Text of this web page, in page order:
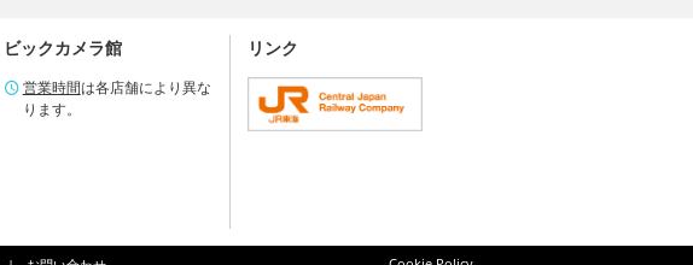
ビックカメラ館
営業時間は各店舗により異な
ります。
リンク